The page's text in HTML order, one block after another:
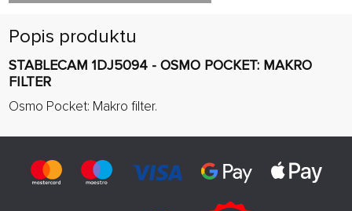
Popis produktu
STABLECAM 1DJ5094 - OSMO POCKET: MAKRO
FILTER
Osmo Pocket: Makro filter.